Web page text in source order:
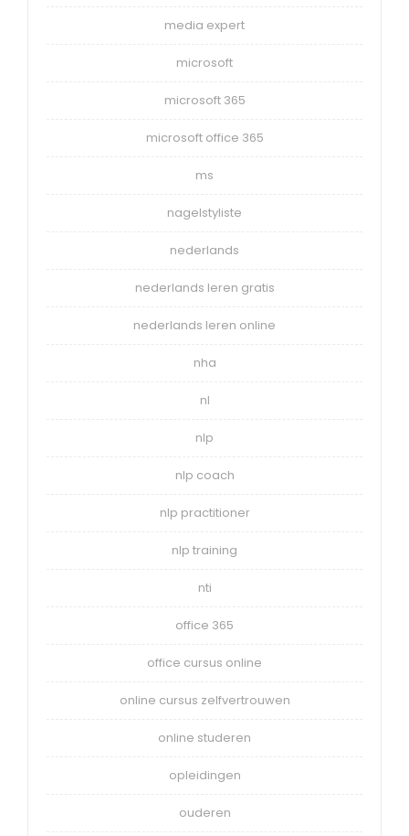
media expert
microsoft
microsoft 365
microsoft office 365
ms
nagelstyliste
nederlands
nederlands leren gratis
nederlands leren online
nha
nl
nlp
nlp coach
nlp practitioner
nlp training
nti
office 365
office cursus online
online cursus zelfvertrouwen
online studeren
opleidingen
ouderen